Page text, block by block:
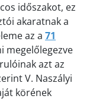
időszakot, ez
akaratnak a
az a 71
megelőlegezve
azt az
V. Naszályi
körének